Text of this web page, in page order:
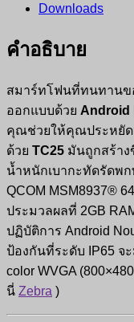
Downloads
คำอธิบาย
สมาร์ทโฟนที่ทนทานข
ออกแบบด้วย Android
คุณช่วยให้คุณประหยัด
ด้วย TC25 มันถูกสร้าง
น้ำหนักเบากะทัดรัดพ
QCOM MSM8937®
ประมวลผลที่ 2GB
ปฏิบัติการ Android
ป้องกันที่ระดับ IP65 จ
color WVGA
นี่ Zebra )